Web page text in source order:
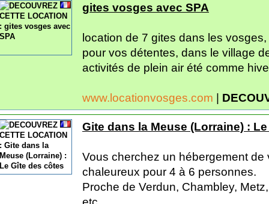
gites vosges avec SPA
location de 7 gites dans les
pour vos détentes, dans le village
activités de plein air été comme
www.locationvosges.com |
Gite dans la Meuse (Lorraine) :
Vous cherchez un hébergement
chaleureux pour 4 à 6 personnes.
Proche de Verdun, Chambley,